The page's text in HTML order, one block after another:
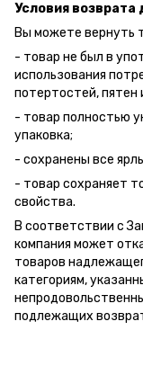
Условия
Вы можете вернуть
- товар не был в
использования
потертостей, пятен
- товар полностью
упаковка;
- сохранены все
- товар сохраняет
свойства.
В соответствии с
компания может
товаров
категориям,
подлежащих